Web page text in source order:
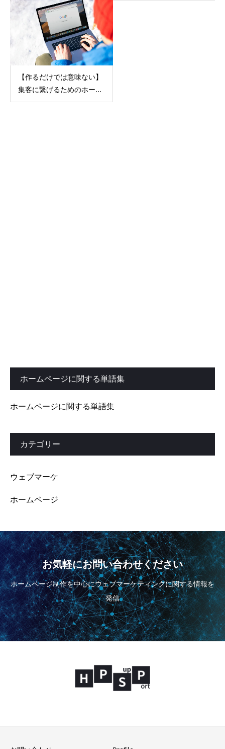
【作るだけでは意味ない】
集客に繋げるためのホー...
ホームページに関する単語集
ホームページに関する単語集
カテゴリー
ウェブマーケ
ホームページ
お気軽にお問い合わせください
ホームページ制作を中心にウェブマーケティングに関する情報を
発信